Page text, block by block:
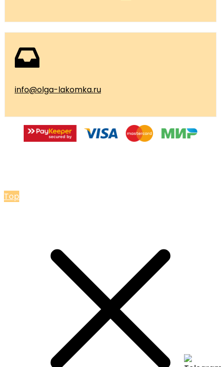
info@olga-lakomka.ru
Top